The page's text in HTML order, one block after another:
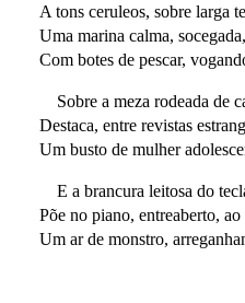
A tons ceruleos, sobre larga
Uma marina calma, socegada,
Com botes de pescar,
Sobre a meza rodeada de
Destaca, entre revistas
Um busto de mulher
E a brancura leitosa do
Põe no piano, entreaberto, ao
Um ar de monstro,